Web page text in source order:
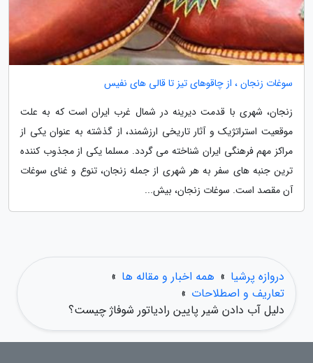
سوغات زنجان ، از چاقوهای تیز تا قالی های نفیس
زنجان، شهری با قدمت دیرینه در شمال غرب ایران است که به علت
موقعیت استراتژیک و آثار تاریخی ارزشمند، از گذشته به عنوان یکی از
مراکز مهم فرهنگی ایران شناخته می گردد. مسلما یکی از مجذوب کننده
ترین جنبه های سفر به هر شهری از جمله زنجان، تنوع و غنای سوغات
آن مقصد است. سوغات زنجان، بیش...
دروازه پرشیا » همه اخبار و مقاله ها »
تعاریف و اصطلاحات »
دلیل آب دادن شیر پایین رادیاتور شوفاژ چیست؟